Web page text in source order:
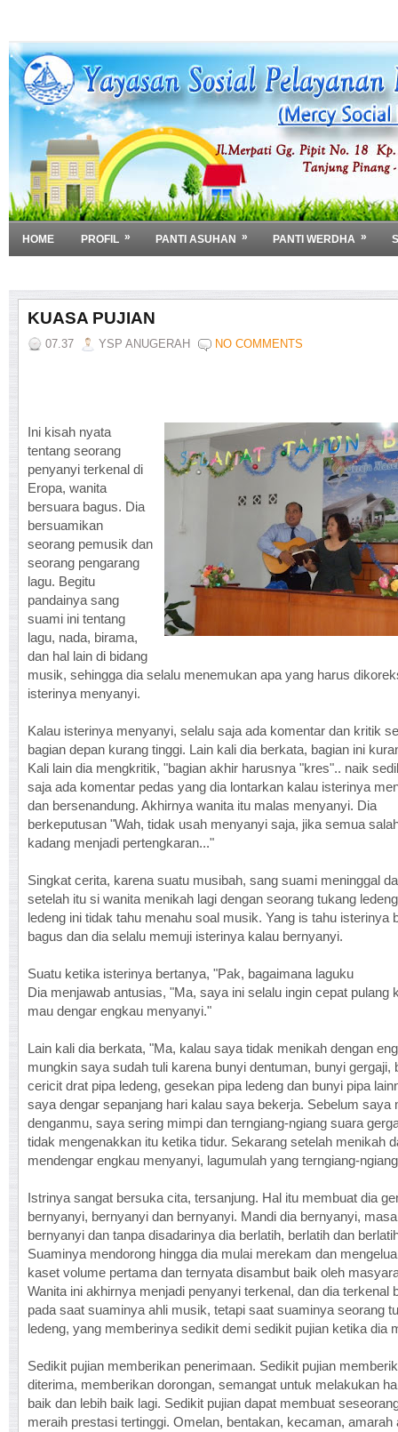
HOME PROFIL » PANTI ASUHAN » PANTI WERDHA »
KUASA PUJIAN
07.37 YSP ANUGERAH NO COMMENTS
Ini kisah nyata
tentang seorang
penyanyi terkenal di
Eropa, wanita
bersuara bagus. Dia
bersuamikan
seorang pemusik dan
seorang pengarang
lagu. Begitu
pandainya sang
suami ini tentang
lagu, nada, birama,
dan hal lain di bidang
musik, sehingga dia selalu menemukan apa yang harus
isterinya menyanyi.
Kalau isterinya menyanyi, selalu saja ada komentar dan kritik
bagian depan kurang tinggi. Lain kali dia berkata, bagian ini
Kali lain dia mengkritik, "bagian akhir harusnya "kres".. naik
saja ada komentar pedas yang dia lontarkan kalau isterinya
dan bersenandung. Akhirnya wanita itu malas menyanyi. Dia
berkeputusan "Wah, tidak usah menyanyi saja, jika semua
kadang menjadi pertengkaran..."
Singkat cerita, karena suatu musibah, sang suami meninggal
setelah itu si wanita menikah lagi dengan seorang tukang
ledeng ini tidak tahu menahu soal musik. Yang is tahu isterinya
bagus dan dia selalu memuji isterinya kalau bernyanyi.
Suatu ketika isterinya bertanya, "Pak, bagaimana laguku
Dia menjawab antusias, "Ma, saya ini selalu ingin cepat pulang
mau dengar engkau menyanyi."
Lain kali dia berkata, "Ma, kalau saya tidak menikah dengan
mungkin saya sudah tuli karena bunyi dentuman, bunyi gergaji,
cericit drat pipa ledeng, gesekan pipa ledeng dan bunyi pipa
saya dengar sepanjang hari kalau saya bekerja. Sebelum saya
denganmu, saya sering mimpi dan terngiang-ngiang suara
tidak mengenakkan itu ketika tidur. Sekarang setelah menikah
mendengar engkau menyanyi, lagumulah yang terngiang-
Istrinya sangat bersuka cita, tersanjung. Hal itu membuat dia
bernyanyi, bernyanyi dan bernyanyi. Mandi dia bernyanyi,
bernyanyi dan tanpa disadarinya dia berlatih, berlatih dan
Suaminya mendorong hingga dia mulai merekam dan
kaset volume pertama dan ternyata disambut baik oleh
Wanita ini akhirnya menjadi penyanyi terkenal, dan dia terkenal
pada saat suaminya ahli musik, tetapi saat suaminya seorang
ledeng, yang memberinya sedikit demi sedikit pujian ketika dia
Sedikit pujian memberikan penerimaan. Sedikit pujian
diterima, memberikan dorongan, semangat untuk melakukan
baik dan lebih baik lagi. Sedikit pujian dapat membuat
meraih prestasi tertinggi. Omelan, bentakan, kecaman, amarah